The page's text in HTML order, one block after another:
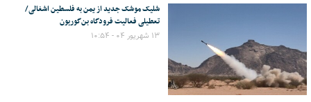
شلیک موشک جدید از یمن به فلسطین اشغالی/
تعطیلی فعالیت فرودگاه بن‌گوریون
۱۳ شهریور ۰۴ - ۱۰:۵۴